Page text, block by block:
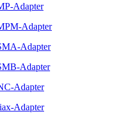
Adapter
Adapter
Adapter
Adapter
Adapter
Adapter